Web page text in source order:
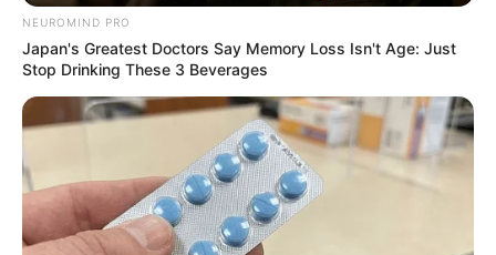
NEUROMIND PRO
Japan's Greatest Doctors Say Memory Loss Isn't Age: Just
Stop Drinking These 3 Beverages